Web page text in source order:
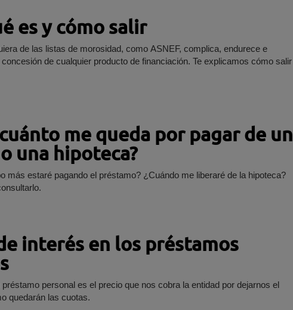
es y cómo salir
de las listas de morosidad, como ASNEF, complica, endurece e
de cualquier producto de financiación. Te explicamos cómo salir
me queda por pagar de un
una hipoteca?
más estaré pagando el préstamo? ¿Cuándo me liberaré de la hipoteca?
interés en los préstamos
personal es el precio que nos cobra la entidad por dejarnos el
dinero e influye en cómo quedarán las cuotas.